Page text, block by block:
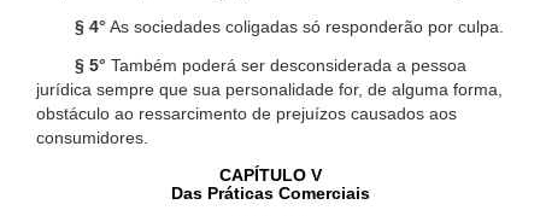
§ 4° As sociedades coligadas só responderão por culpa.
§ 5° Também poderá ser desconsiderada a pessoa
jurídica sempre que sua personalidade for, de alguma forma,
obstáculo ao ressarcimento de prejuízos causados aos
consumidores.
CAPÍTULO V
Das Práticas Comerciais